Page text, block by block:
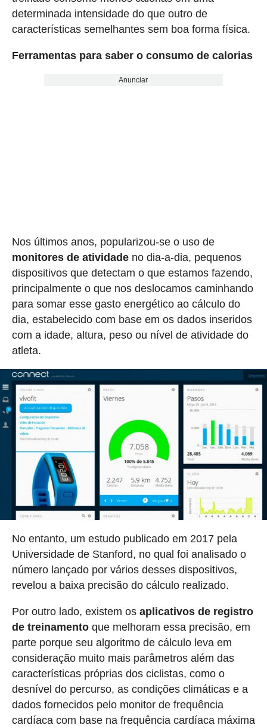
determinada intensidade do que outro de
características semelhantes sem boa forma física.
Ferramentas para saber o consumo de calorias
Anunciar
Nos últimos anos, popularizou-se o uso de
monitores de atividadeno dia-a-dia, pequenos
dispositivos que detectam o que estamos fazendo,
principalmente o que nos deslocamos caminhando
para somar esse gasto energético ao cálculo do
dia, estabelecido com base em os dados inseridos
com a idade, altura, peso ou nível de atividade do
atleta.
No entanto, um estudo publicado em 2017 pela
Universidade de Stanford, no qual foi analisado o
número lançado por vários desses dispositivos,
revelou a baixa precisão do cálculo realizado.
Por outro lado, existem os aplicativos de registro
de treinamentoque melhoram essa precisão, em
parte porque seu algoritmo de cálculo leva em
consideração muito mais parâmetros além das
características próprias dos ciclistas, como o
desnível do percurso, as condições climáticas e a
dados fornecidos pelo monitor de frequência
cardíaca com base na frequência cardíaca máxima